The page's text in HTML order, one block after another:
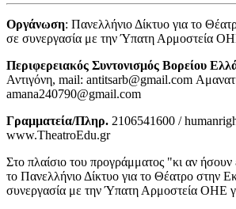
Οργάνωση: Πανελλήνιο Δίκτυο για το
σε συνεργασία με την Ύπατη Αρμοστεία
Περιφερειακός Συντονισμός Βορείου
Αντιγόνη, mail: antitsarb@gmail.com
amana240790@gmail.com
Γραμματεία/Πληρ. 2106541600 /
www.TheatroEdu.gr
Στο πλαίσιο του προγράμματος "κι αν
το Πανελλήνιο Δίκτυο για το Θέατρο στην
συνεργασία με την Ύπατη Αρμοστεία ΟΗΕ